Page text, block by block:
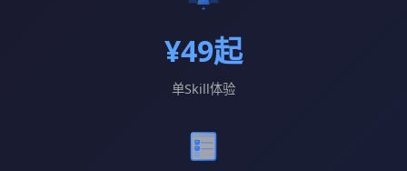
¥49起
单Skill体验